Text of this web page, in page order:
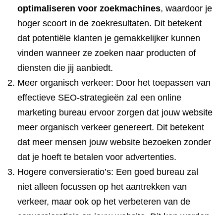
optimaliseren voor zoekmachines, waardoor je
hoger scoort in de zoekresultaten. Dit betekent
dat potentiële klanten je gemakkelijker kunnen
vinden wanneer ze zoeken naar producten of
diensten die jij aanbiedt.
Meer organisch verkeer: Door het toepassen van
effectieve SEO-strategieën zal een online
marketing bureau ervoor zorgen dat jouw website
meer organisch verkeer genereert. Dit betekent
dat meer mensen jouw website bezoeken zonder
dat je hoeft te betalen voor advertenties.
Hogere conversieratio’s: Een goed bureau zal
niet alleen focussen op het aantrekken van
verkeer, maar ook op het verbeteren van de